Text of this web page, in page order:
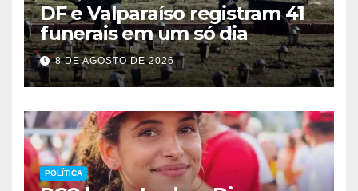
DF e Valparaíso registram 41
funerais em um só dia
8 DE AGOSTO DE 2026
POLÍTICA